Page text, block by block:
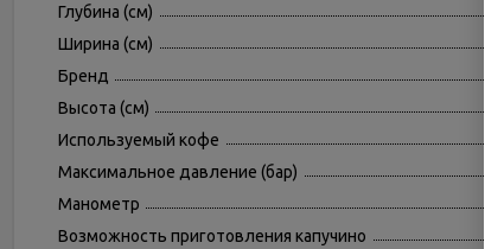
Глубина (см)
Ширина (см)
Бренд
Высота (см)
Используемый кофе
Максимальное давление (бар)
Манометр
Возможность приготовления капучино